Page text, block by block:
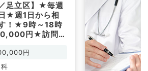
／足立区】★毎週
★週1日から相
！★9時～18時
円★訪問診
）
円